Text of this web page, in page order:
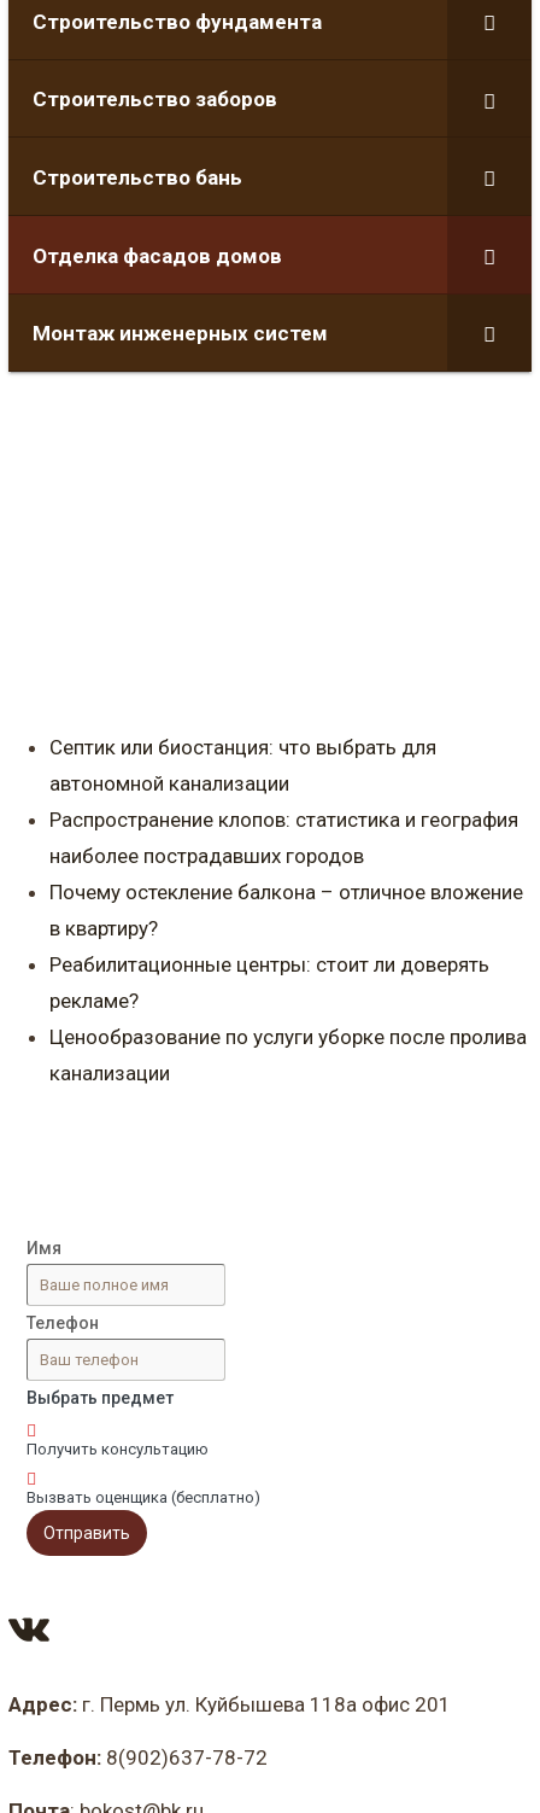
Строительство фундамента
Строительство заборов
Строительство бань
Отделка фасадов домов
Монтаж инженерных систем
Септик или биостанция: что выбрать для
автономной канализации
Распространение клопов: статистика и география
наиболее пострадавших городов
Почему остекление балкона – отличное вложение
в квартиру?
Реабилитационные центры: стоит ли доверять
рекламе?
Ценообразование по услуги уборке после пролива
канализации
Имя
Телефон
Выбрать предмет
Получить консультацию
Вызвать оценщика (бесплатно)
Отправить
Адрес:г. Пермь ул. Куйбышева 118а офис 201
Телефон:8(902)637-78-72